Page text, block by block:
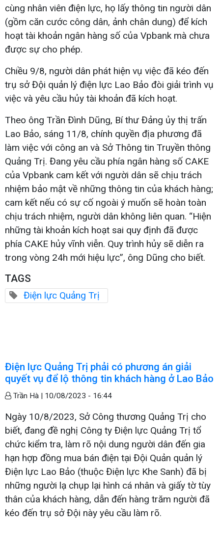
cùng nhân viên điện lực, họ lấy thông tin người dân
(gồm căn cước công dân, ảnh chân dung) để kích
hoạt tài khoản ngân hàng số của Vpbank mà chưa
được sự cho phép.
Chiều 9/8, người dân phát hiện vụ việc đã kéo đến
trụ sở Đội quản lý điện lực Lao Bảo đòi giải trình vụ
việc và yêu cầu hủy tài khoản đã kích hoạt.
Theo ông Trần Đình Dũng, Bí thư Đảng ủy thị trấn
Lao Bảo, sáng 11/8, chính quyền địa phương đã
làm việc với công an và Sở Thông tin Truyền thông
Quảng Trị. Đang yêu cầu phía ngân hàng số CAKE
của Vpbank cam kết với người dân sẽ chịu trách
nhiệm bảo mật về những thông tin của khách hàng;
cam kết nếu có sự cố ngoài ý muốn sẽ hoàn toàn
chịu trách nhiệm, người dân không liên quan. “Hiện
những tài khoản kích hoạt sai quy định đã được
phía CAKE hủy vĩnh viễn. Quy trình hủy sẽ diễn ra
trong vòng 24h mới hiệu lực”, ông Dũng cho biết.
TAGS
Điện lực Quảng Trị
Điện lực Quảng Trị phải có phương án giải
quyết vụ để lộ thông tin khách hàng ở Lao Bảo
Trần Hà | 10/08/2023 - 16:44
Ngày 10/8/2023, Sở Công thương Quảng Trị cho
biết, đang đề nghị Công ty Điện lực Quảng Trị tổ
chức kiểm tra, làm rõ nội dung người dân đến gia
hạn hợp đồng mua bán điện tại Đội Quản quản lý
Điện lực Lao Bảo (thuộc Điện lực Khe Sanh) đã bị
những người lạ chụp lại hình cá nhân và giấy tờ tùy
thân của khách hàng, dẫn đến hàng trăm người đã
kéo đến trụ sở Đội này yêu cầu làm rõ.